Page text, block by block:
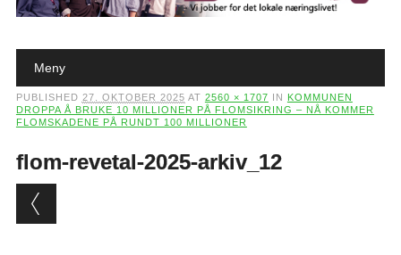
Main menu
Meny
PUBLISHED 27. OKTOBER 2025 AT 2560 × 1707 IN
KOMMUNEN
DROPPA Å BRUKE 10 MILLIONER PÅ FLOMSIKRING – NÅ KOMMER
FLOMSKADENE PÅ RUNDT 100 MILLIONER
flom-revetal-2025-arkiv_12